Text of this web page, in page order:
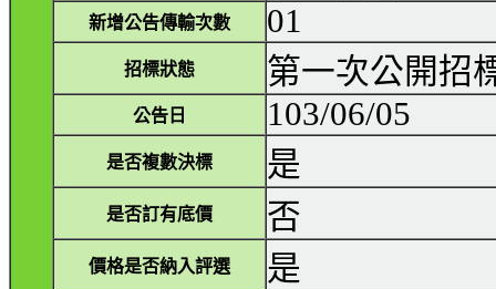
新增公告傳輸次數 01
招標狀態 第一次公開招
公告日 103/06/05
是否複數決標 是
是否訂有底價 否
價格是否納入評選 是